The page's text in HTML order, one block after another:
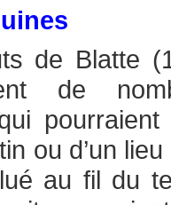
Blatte
de
ou d’un
au fil du